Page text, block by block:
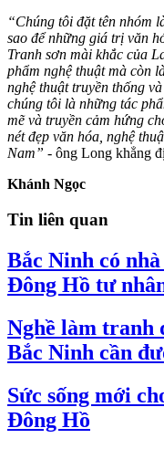
“Chúng tôi đặt tên nhóm
sao để những giá trị văn
Tranh sơn mài khắc của
phẩm nghệ thuật mà còn
nghệ thuật truyền thống
chúng tôi là những tác
mẽ và truyền cảm hứng
nét đẹp văn hóa, nghệ
Nam” - ông Long khẳng
Khánh Ngọc
Tin liên quan
Bắc Ninh có
Đông Hồ tư
Nghề làm tranh
Bắc Ninh cần
Sức sống mới
Đông Hồ